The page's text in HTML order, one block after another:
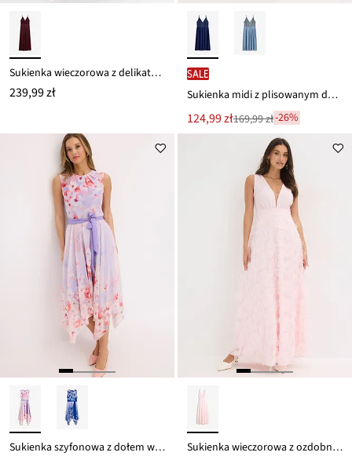
Sukienka wieczorowa z delikatnego tiulu z plisowaniem
239,99 zł
SALE
Sukienka midi z plisowanym dołem i aplikacją z cekinów
Nowa
cena
124,99 zł
Przeceniono169,99 zł-26%
Sukienka szyfonowa z dołem wyciętym w szpic i wiązanym paskiem Sukienka wieczorowa z ozdobnymi rzęskami